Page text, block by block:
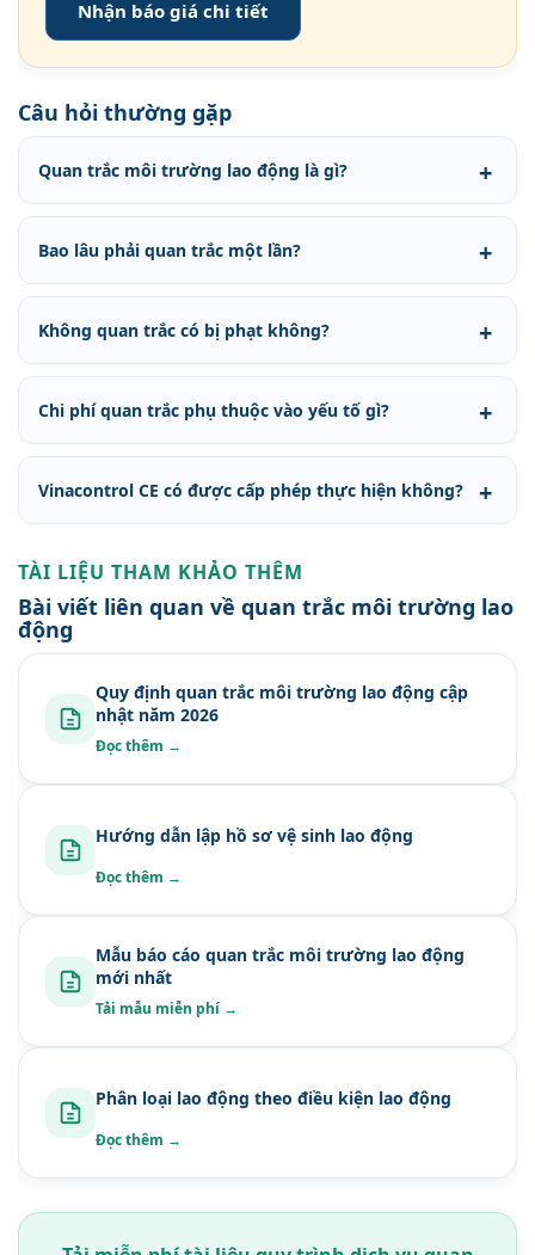
Nhận báo giá chi tiết
Câu hỏi thường gặp
Quan trắc môi trường lao động là gì?
Bao lâu phải quan trắc một lần?
Không quan trắc có bị phạt không?
Chi phí quan trắc phụ thuộc vào yếu tố gì?
Vinacontrol CE có được cấp phép thực hiện không?
TÀI LIỆU THAM KHẢO THÊM
Bài viết liên quan về quan trắc môi trường lao
động
Quy định quan trắc môi trường lao động cập
nhật năm 2026
Đọc thêm →
Hướng dẫn lập hồ sơ vệ sinh lao động
Đọc thêm →
Mẫu báo cáo quan trắc môi trường lao động
mới nhất
Tải mẫu miễn phí →
Phân loại lao động theo điều kiện lao động
Đọc thêm →